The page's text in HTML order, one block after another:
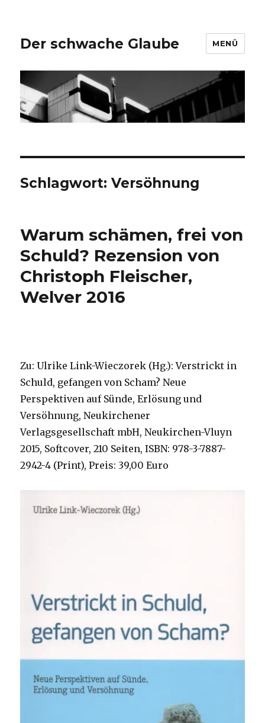
Der schwache Glaube MENÜ
Schlagwort:Versöhnung
Warum schämen, frei von
Schuld? Rezension von
Christoph Fleischer,
Welver 2016
Zu: Ulrike Link-Wieczorek (Hg.): Verstrickt in
Schuld, gefangen von Scham? Neue
Perspektiven auf Sünde, Erlösung und
Versöhnung, Neukirchener
Verlagsgesellschaft mbH, Neukirchen-Vluyn
2015, Softcover, 210 Seiten, ISBN: 978-3-7887-
2942-4 (Print), Preis: 39,00 Euro